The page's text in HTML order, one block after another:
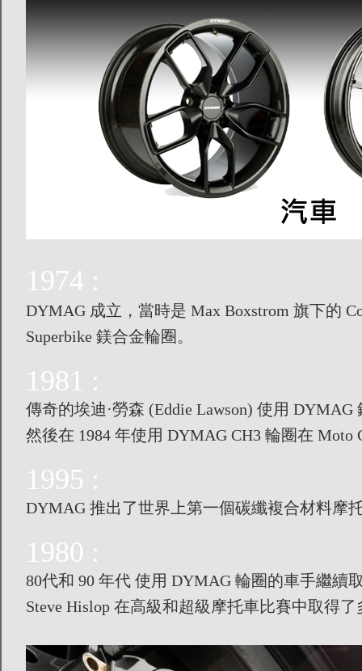
1974 :
DYMAG 成立，當時是 Max Boxstrom 旗下的
Superbike 鎂合金輪圈。
1981 :
傳奇的埃迪·勞森 (Eddie Lawson) 使用
然後在 1984 年使用 DYMAG CH3 輪圈在 Moto
1995 :
DYMAG 推出了世界上第一個碳纖複合材料摩
1980 :
80代和 90 年代 使用 DYMAG 輪圈的車手繼續
Steve Hislop 在高級和超級摩托車比賽中取得